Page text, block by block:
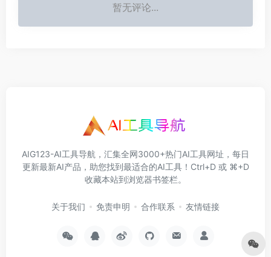
暂无评论...
AIG123-AI工具导航，汇集全网3000+热门AI工具网址，每日
更新最新AI产品，助您找到最适合的AI工具！Ctrl+D 或 ⌘+D
收藏本站到浏览器书签栏。
关于我们 免责申明 合作联系 友情链接